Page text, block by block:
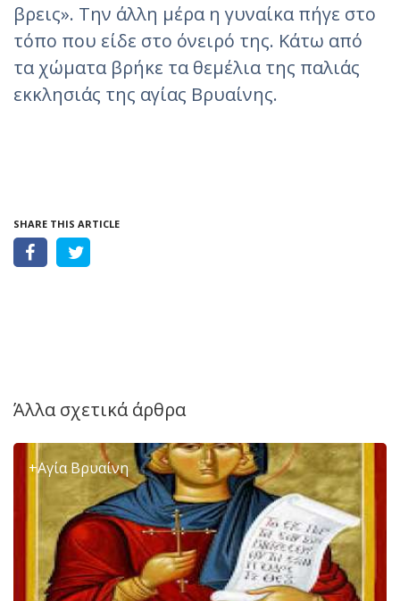
βρεις». Την άλλη μέρα η γυναίκα πήγε στο
τόπο που είδε στο όνειρό της. Κάτω από
τα χώματα βρήκε τα θεμέλια της παλιάς
εκκλησιάς της αγίας Βρυαίνης.
SHARE THIS ARTICLE
Άλλα σχετικά άρθρα
+Αγία Βρυαίνη